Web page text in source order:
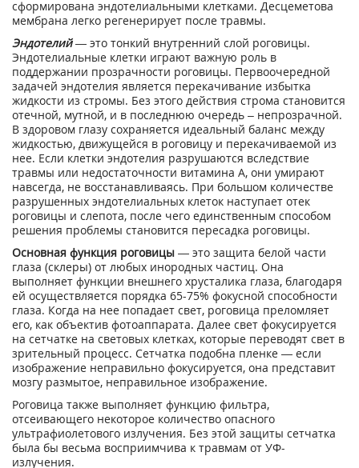
сформирована эндотелиальными клетками. Десцеметова
мембрана легко регенерирует после травмы.
Эндотелий— это тонкий внутренний слой роговицы.
Эндотелиальные клетки играют важную роль в
поддержании прозрачности роговицы. Первоочередной
задачей эндотелия является перекачивание избытка
жидкости из стромы. Без этого действия строма становится
отечной, мутной, и в последнюю очередь – непрозрачной.
В здоровом глазу сохраняется идеальный баланс между
жидкостью, движущейся в роговицу и перекачиваемой из
нее. Если клетки эндотелия разрушаются вследствие
травмы или недостаточности витамина А, они умирают
навсегда, не восстанавливаясь. При большом количестве
разрушенных эндотелиальных клеток наступает отек
роговицы и слепота, после чего единственным способом
решения проблемы становится пересадка роговицы.
Основная функция роговицы — это защита белой части
глаза (склеры) от любых инородных частиц. Она
выполняет функции внешнего хрусталика глаза, благодаря
ей осуществляется порядка 65-75% фокусной способности
глаза. Когда на нее попадает свет, роговица преломляет
его, как объектив фотоаппарата. Далее свет фокусируется
на сетчатке на световых клетках, которые переводят свет в
зрительный процесс. Сетчатка подобна пленке — если
изображение неправильно фокусируется, она представит
мозгу размытое, неправильное изображение.
Роговица также выполняет функцию фильтра,
отсеивающего некоторое количество опасного
ультрафиолетового излучения. Без этой защиты сетчатка
была бы весьма восприимчива к травмам от УФ-
излучения.